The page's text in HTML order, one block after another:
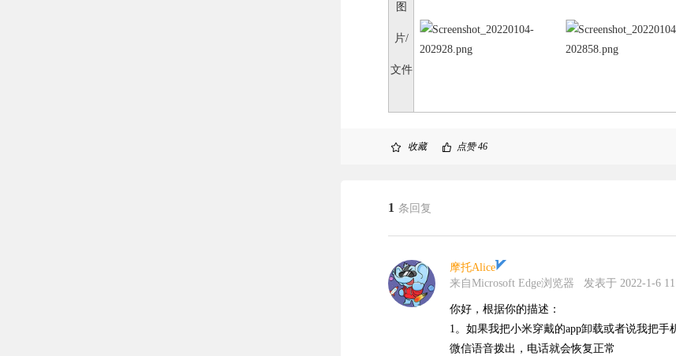
图
片/
文件
收藏 点赞46
1 条回复
摩托Alice
来自Microsoft Edge浏览器
发表于 2022-1-6
你好，根据你的描述：
1。如果我把小米穿戴的app卸载或者说我把
微信语音拨出，电话就会恢复正常